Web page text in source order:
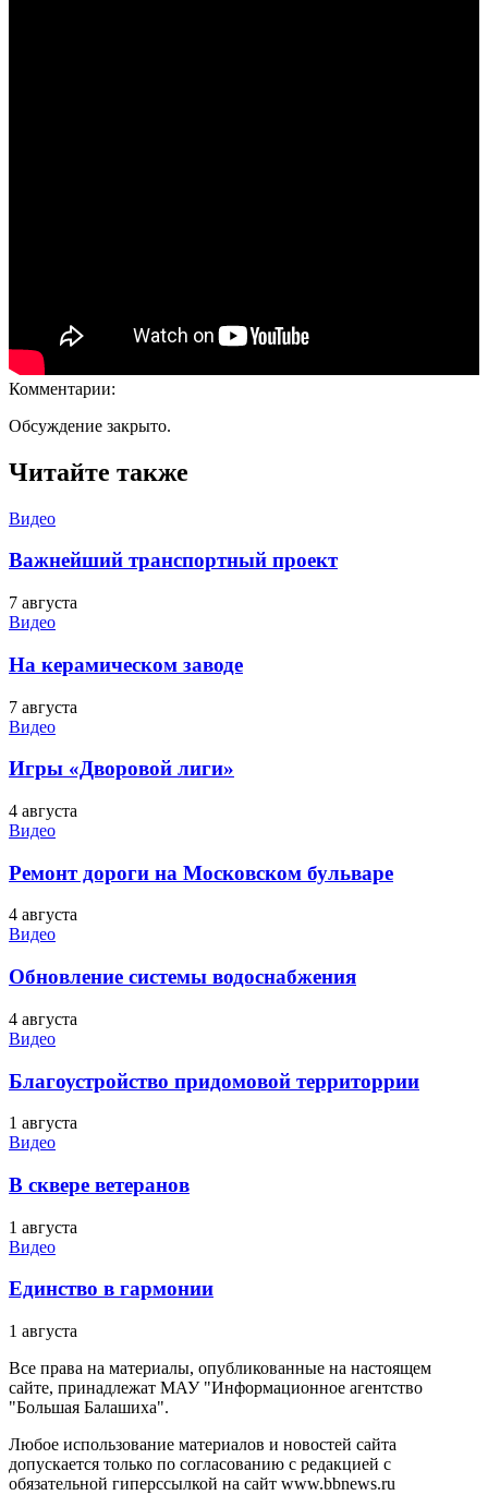
Комментарии:
Обсуждение закрыто.
Читайте также
Видео
Важнейший транспортный проект
7 августа
Видео
На керамическом заводе
7 августа
Видео
Игры «Дворовой лиги»
4 августа
Видео
Ремонт дороги на Московском бульваре
4 августа
Видео
Обновление системы водоснабжения
4 августа
Видео
Благоустройство придомовой территоррии
1 августа
Видео
В сквере ветеранов
1 августа
Видео
Единство в гармонии
1 августа
Все права на материалы, опубликованные на настоящем
сайте, принадлежат МАУ "Информационное агентство
"Большая Балашиха".
Любое использование материалов и новостей сайта
допускается только по согласованию с редакцией с
обязательной гиперссылкой на сайт www.bbnews.ru